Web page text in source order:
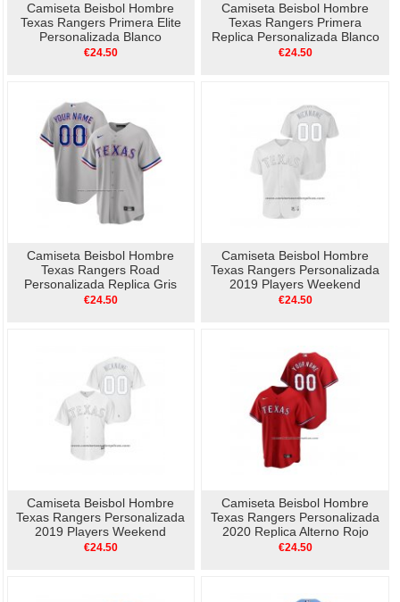
Camiseta Beisbol Hombre
Texas Rangers Primera Elite
Personalizada Blanco
€24.50
Camiseta Beisbol Hombre
Texas Rangers Primera
Replica Personalizada Blanco
€24.50
Camiseta Beisbol Hombre
Texas Rangers Road
Personalizada Replica Gris
€24.50
Camiseta Beisbol Hombre
Texas Rangers Personalizada
2019 Players Weekend
Autentico Blanco
€24.50
Camiseta Beisbol Hombre
Texas Rangers Personalizada
2019 Players Weekend
Replica Blanco
€24.50
Camiseta Beisbol Hombre
Texas Rangers Personalizada
2020 Replica Alterno Rojo
€24.50